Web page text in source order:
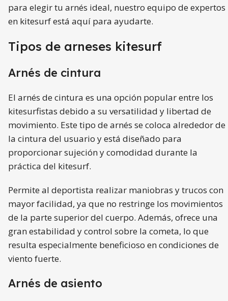
para elegir tu arnés ideal, nuestro equipo de expertos
en kitesurf está aquí para ayudarte.
Tipos de arneses kitesurf
Arnés de cintura
El arnés de cintura es una opción popular entre los
kitesurfistas debido a su versatilidad y libertad de
movimiento. Este tipo de arnés se coloca alrededor de
la cintura del usuario y está diseñado para
proporcionar sujeción y comodidad durante la
práctica del kitesurf.
Permite al deportista realizar maniobras y trucos con
mayor facilidad, ya que no restringe los movimientos
de la parte superior del cuerpo. Además, ofrece una
gran estabilidad y control sobre la cometa, lo que
resulta especialmente beneficioso en condiciones de
viento fuerte.
Arnés de asiento